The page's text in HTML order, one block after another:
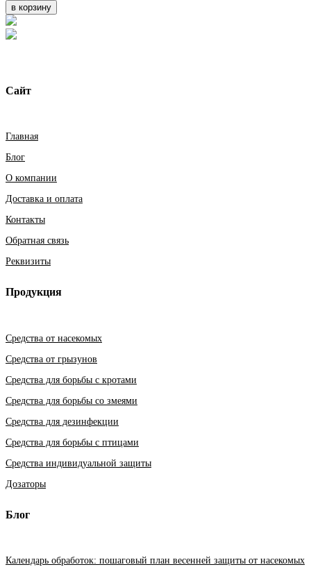
в корзину
Сайт
Главная
Блог
О компании
Доставка и оплата
Контакты
Обратная связь
Реквизиты
Продукция
Средства от насекомых
Средства от грызунов
Средства для борьбы с кротами
Средства для борьбы со змеями
Средства для дезинфекции
Средства для борьбы с птицами
Средства индивидуальной защиты
Дозаторы
Блог
Календарь обработок: пошаговый план весенней защиты от насекомых